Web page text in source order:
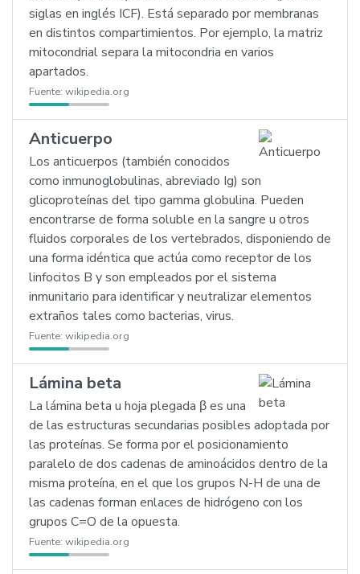
siglas en inglés ICF). Está separado por membranas
en distintos compartimientos. Por ejemplo, la matriz
mitocondrial separa la mitocondria en varios
apartados.
Fuente: wikipedia.org
Anticuerpo
Los anticuerpos (también conocidos
como inmunoglobulinas, abreviado Ig) son
glicoproteínas del tipo gamma globulina. Pueden
encontrarse de forma soluble en la sangre u otros
fluidos corporales de los vertebrados, disponiendo de
una forma idéntica que actúa como receptor de los
linfocitos B y son empleados por el sistema
inmunitario para identificar y neutralizar elementos
extraños tales como bacterias, virus.
Fuente: wikipedia.org
Lámina beta
La lámina beta u hoja plegada β es una
de las estructuras secundarias posibles adoptada por
las proteínas. Se forma por el posicionamiento
paralelo de dos cadenas de aminoácidos dentro de la
misma proteína, en el que los grupos N-H de una de
las cadenas forman enlaces de hidrógeno con los
grupos C=O de la opuesta.
Fuente: wikipedia.org